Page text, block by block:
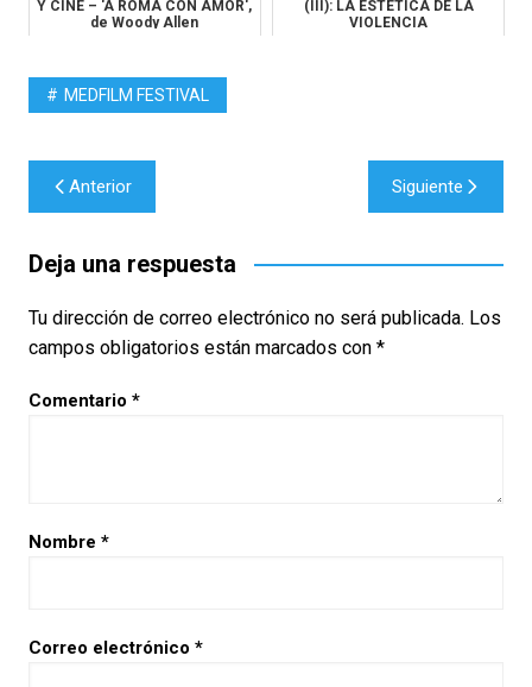
Y CINE – 'A ROMA CON AMOR',
de Woody Allen
(III): LA ESTÉTICA DE LA
VIOLENCIA
MEDFILM FESTIVAL
Navegación
de
entradas
Anterior Siguiente
Deja una respuesta
Tu dirección de correo electrónico no será publicada. Los
campos obligatorios están marcados con *
Comentario *
Nombre *
Correo electrónico *